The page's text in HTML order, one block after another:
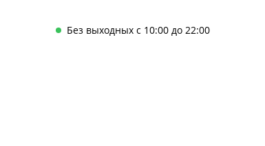
Без выходных с 10:00 до 22:00